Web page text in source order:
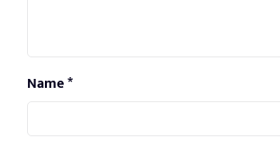
Name*